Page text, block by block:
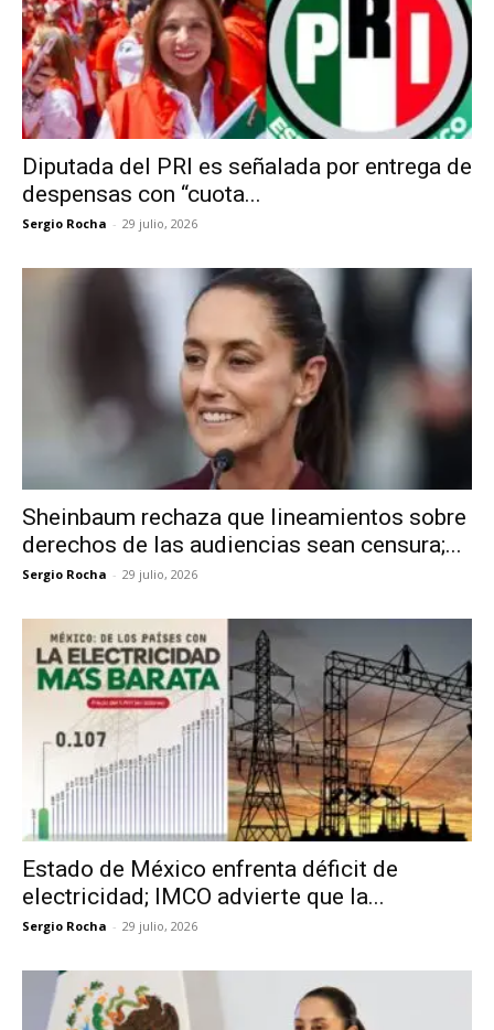
Diputada del PRI es señalada por entrega de
despensas con “cuota...
Sergio Rocha - 29 julio, 2026
Sheinbaum rechaza que lineamientos sobre
derechos de las audiencias sean censura;...
Sergio Rocha - 29 julio, 2026
Estado de México enfrenta déficit de
electricidad; IMCO advierte que la...
Sergio Rocha - 29 julio, 2026